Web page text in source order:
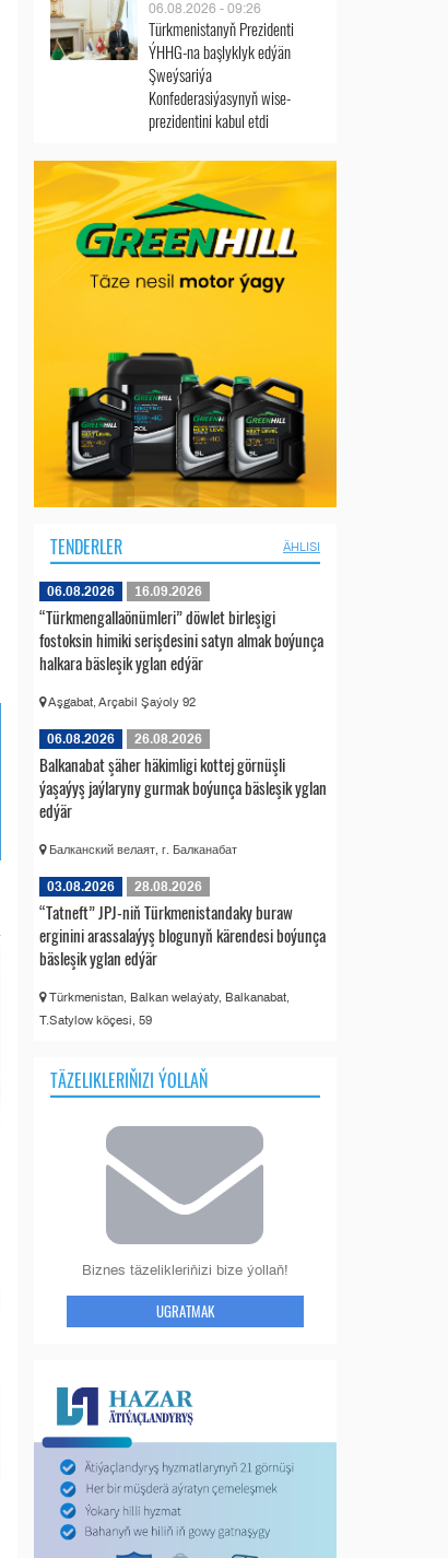
06.08.2026 - 09:26
Türkmenistanyň Prezidenti
ÝHHG-na başlyklyk edýän
Şweýsariýa
Konfederasiýasynyň wise-
prezidentini kabul etdi
TENDERLER ÄHLISI
06.08.2026 16.09.2026
“Türkmengallaönümleri” döwlet birleşigi
fostoksin himiki serişdesini satyn almak boýunça
halkara bäsleşik yglan edýär
Aşgabat, Arçabil Şaýoly 92
06.08.2026 26.08.2026
Balkanabat şäher häkimligi kottej görnüşli
ýaşaýyş jaýlaryny gurmak boýunça bäsleşik yglan
edýär
Балканский велаят, г. Балканабат
03.08.2026 28.08.2026
“Tatneft” JPJ-niň Türkmenistandaky buraw
erginini arassalaýyş blogunyň kärendesi boýunça
bäsleşik yglan edýär
Türkmenistan, Balkan welaýaty, Balkanabat,
T.Satylow köçesi, 59
TÄZELIKLERIŇIZI ÝOLLAŇ
Biznes täzelikleriňizi bize ýollaň!
UGRATMAK